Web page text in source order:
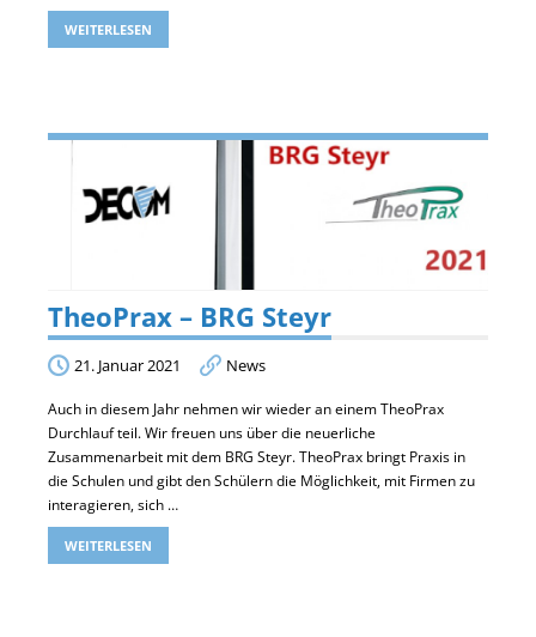
WEITERLESEN
TheoPrax – BRG Steyr
21. Januar 2021 News
Auch in diesem Jahr nehmen wir wieder an einem TheoPrax
Durchlauf teil. Wir freuen uns über die neuerliche
Zusammenarbeit mit dem BRG Steyr. TheoPrax bringt Praxis in
die Schulen und gibt den Schülern die Möglichkeit, mit Firmen zu
interagieren, sich …
WEITERLESEN